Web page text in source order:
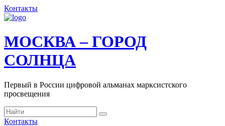
Контакты
МОСКВА – ГОРОД
СОЛНЦА
Первый в России цифровой альманах марксистского
просвещения
Контакты